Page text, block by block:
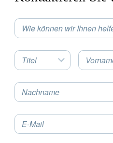
Wie können wir Ihnen
Titel
Nachname
E-Mail